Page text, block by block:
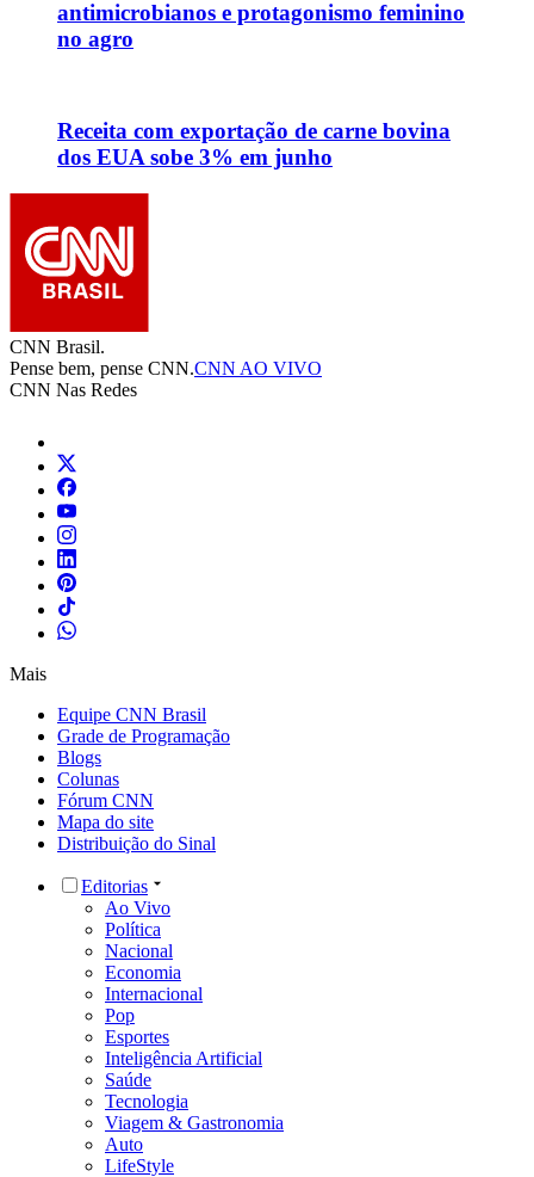
antimicrobianos e protagonismo feminino
no agro
Receita com exportação de carne bovina
dos EUA sobe 3% em junho
CNN Brasil.
Pense bem, pense CNN.CNN AO VIVO
CNN Nas Redes
Mais
Equipe CNN Brasil
Grade de Programação
Blogs
Colunas
Fórum CNN
Mapa do site
Distribuição do Sinal
Editorias
Ao Vivo
Política
Nacional
Economia
Internacional
Pop
Esportes
Inteligência Artificial
Saúde
Tecnologia
Viagem & Gastronomia
Auto
LifeStyle